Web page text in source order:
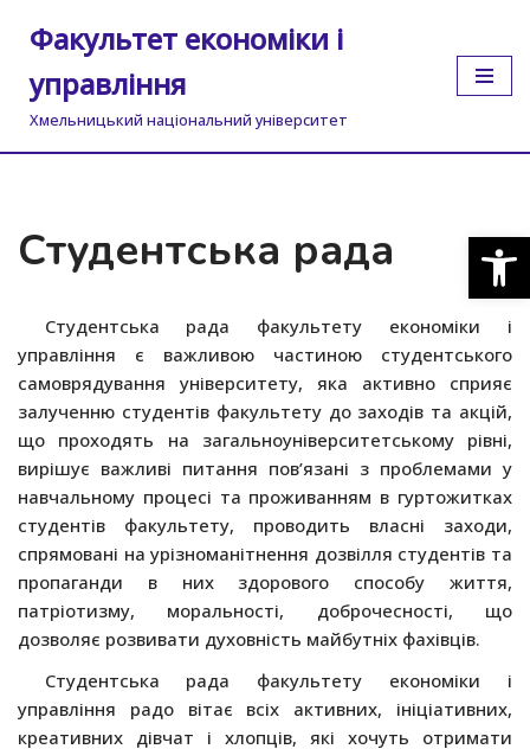
Перейти
до
вмісту
Факультет економіки і
управління
Хмельницький національний університет
Студентська рада
Студентська рада факультету економіки і
управління є важливою частиною студентського
самоврядування університету, яка активно сприяє
залученню студентів факультету до заходів та акцій,
що проходять на загальноуніверситетському рівні,
вирішує важливі питання пов’язані з проблемами у
навчальному процесі та проживанням в гуртожитках
студентів факультету, проводить власні заходи,
спрямовані на урізноманітнення дозвілля студентів та
пропаганди в них здорового способу життя,
патріотизму, моральності, доброчесності, що
дозволяє розвивати духовність майбутніх фахівців.
Студентська рада факультету економіки і
управління радо вітає всіх активних, ініціативних,
креативних дівчат і хлопців, які хочуть отримати